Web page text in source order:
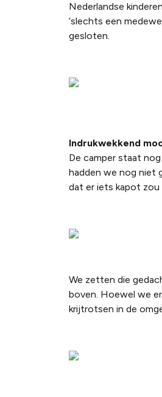
Nederlandse
‘slechts een
gesloten.
Indrukwekkend
De camper staat
hadden we nog niet
dat er iets kapot zou
We zetten die
boven. Hoewel we
krijtrotsen in de